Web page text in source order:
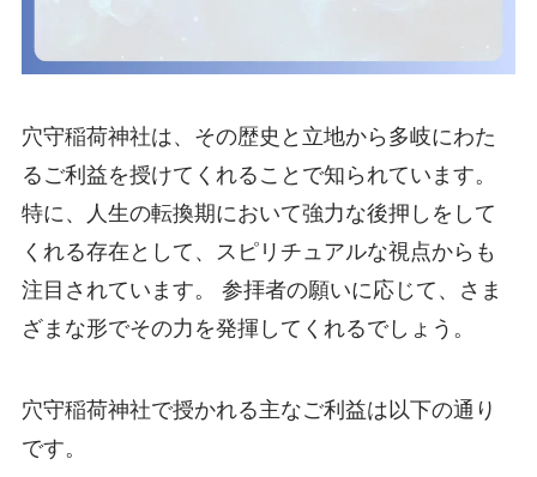
穴守稲荷神社は、その歴史と立地から多岐にわた
るご利益を授けてくれることで知られています。
特に、人生の転換期において強力な後押しをして
くれる存在として、スピリチュアルな視点からも
注目されています。 参拝者の願いに応じて、さま
ざまな形でその力を発揮してくれるでしょう。
穴守稲荷神社で授かれる主なご利益は以下の通り
です。